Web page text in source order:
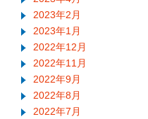
2023年2月
2023年1月
2022年12月
2022年11月
2022年9月
2022年8月
2022年7月